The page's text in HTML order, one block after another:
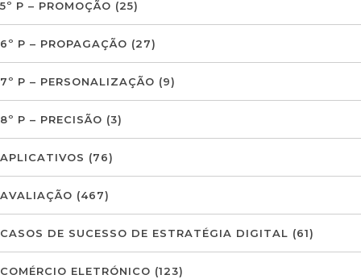
5º P – PROMOÇÃO (25)
6º P – PROPAGAÇÃO (27)
7º P – PERSONALIZAÇÃO (9)
8º P – PRECISÃO (3)
APLICATIVOS (76)
AVALIAÇÃO (467)
CASOS DE SUCESSO DE ESTRATÉGIA DIGITAL (61)
COMÉRCIO ELETRÓNICO (123)